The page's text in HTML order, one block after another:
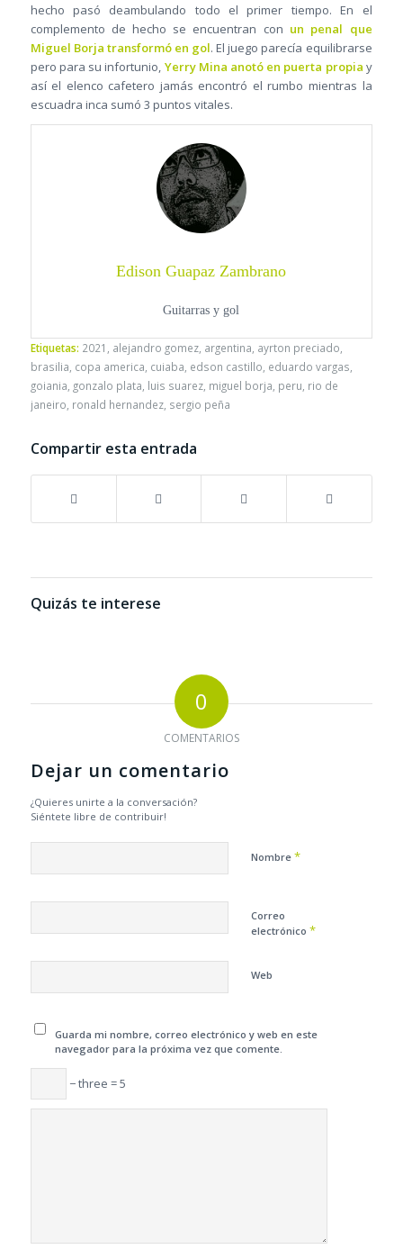
hecho pasó deambulando todo el primer tiempo. En el
complemento de hecho se encuentran con un penal que
Miguel Borja transformó en gol. El juego parecía equilibrarse
pero para su infortunio, Yerry Mina anotó en puerta propia y
así el elenco cafetero jamás encontró el rumbo mientras la
escuadra inca sumó 3 puntos vitales.
Edison Guapaz Zambrano
Guitarras y gol
Etiquetas: 2021 alejandro gomez, argentina ayrton preciado
brasilia copa america cuiaba edson castillo eduardo vargas
goiania gonzalo plata luis suarez, miguel borja peru rio de
janeiro ronald hernandez, sergio peña
Compartir esta entrada
Quizás te interese
0
COMENTARIOS
Dejar un comentario
¿Quieres unirte a la conversación?
Siéntete libre de contribuir!
Nombre *
Correo
electrónico *
Web
Guarda mi nombre, correo electrónico y web en este
navegador para la próxima vez que comente.
− three = 5